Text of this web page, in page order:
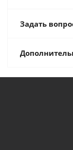
Задать